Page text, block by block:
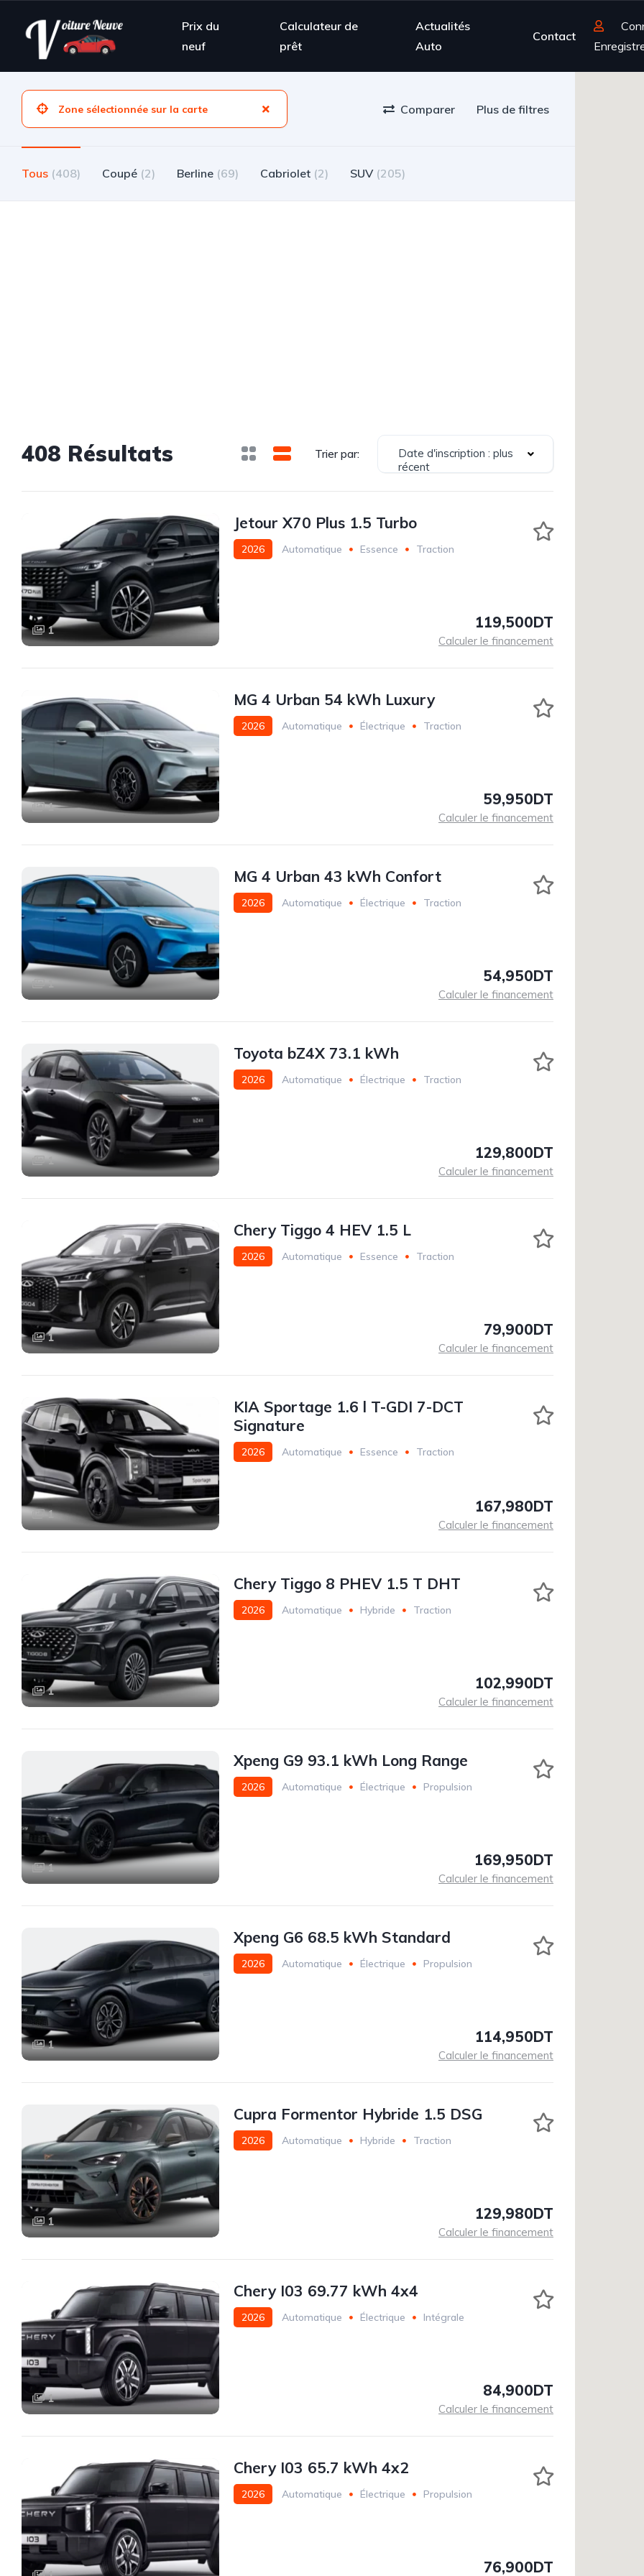
Prix du
neuf
Calculateur de
prêt
Actualités
Auto
Contact
Comparer Plus de filtres
Tous (89) Coupé(0) Berline(12) Cabriolet(0) SUV(53)
89 Résultats Trier par:
Date d'inscription : plus
récent
1
Jetour X70 Plus 1.5 Turbo
2026 Automatique Essence Traction
119,500DT
Calculer le financement
1
MG 4 Urban 54 kWh Luxury
2026 Automatique Électrique Traction
59,950DT
Calculer le financement
1
MG 4 Urban 43 kWh Confort
2026 Automatique Électrique Traction
54,950DT
Calculer le financement
1
Toyota bZ4X 73.1 kWh
2026 Automatique Électrique Traction
129,800DT
Calculer le financement
1
Chery Tiggo 4 HEV 1.5 L
2026 Automatique Essence Traction
79,900DT
Calculer le financement
1
KIA Sportage 1.6 l T-GDI 7-DCT
Signature
2026 Automatique Essence Traction
167,980DT
Calculer le financement
1
Chery Tiggo 8 PHEV 1.5 T DHT
2026 Automatique Hybride Traction
102,990DT
Calculer le financement
1
Xpeng G9 93.1 kWh Long Range
2026 Automatique Électrique Propulsion
169,950DT
Calculer le financement
1
Xpeng G6 68.5 kWh Standard
2026 Automatique Électrique Propulsion
114,950DT
Calculer le financement
1
Cupra Formentor Hybride 1.5 DSG
2026 Automatique Hybride Traction
129,980DT
Calculer le financement
1
Chery I03 69.77 kWh 4x4
2026 Automatique Électrique Intégrale
84,900DT
Calculer le financement
Chery I03 65.7 kWh 4x2
2026 Automatique Électrique Propulsion
76,900DT